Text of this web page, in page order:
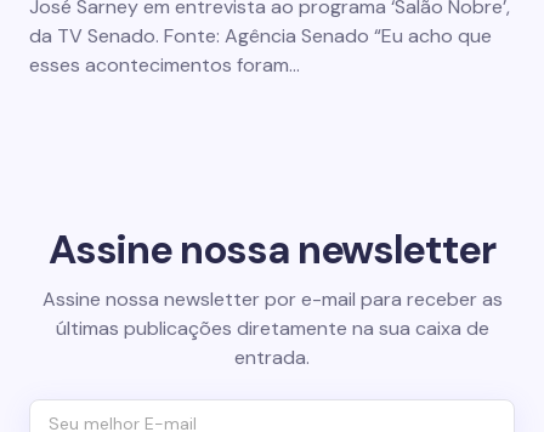
José Sarney em entrevista ao programa ‘Salão Nobre’,
da TV Senado. Fonte: Agência Senado “Eu acho que
esses acontecimentos foram…
Assine nossa newsletter
Assine nossa newsletter por e-mail para receber as
últimas publicações diretamente na sua caixa de
entrada.